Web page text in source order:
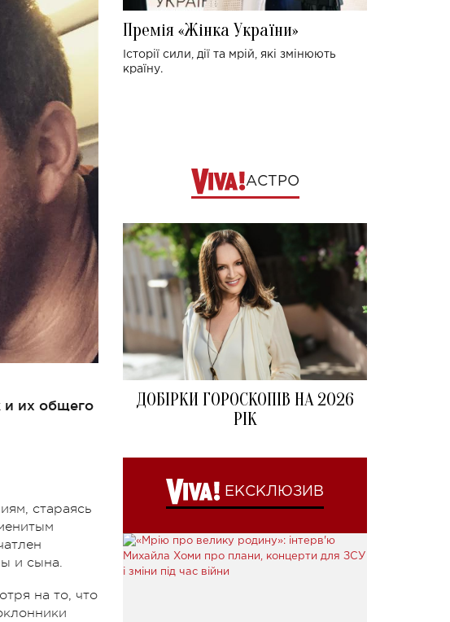
и их общего
стараясь
и сына.
на то, что
Премія «Жінка України»
Історії сили, дії та мрій, які змінюють
країну.
АСТРО
ДОБІРКИ ГОРОСКОПІВ НА 2026
РІК
ЕКСКЛЮЗИВ